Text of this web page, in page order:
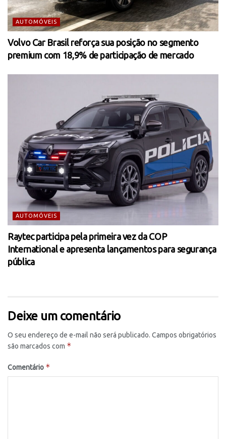
AUTOMÓVEIS
Volvo Car Brasil reforça sua posição no segmento
premium com 18,9% de participação de mercado
AUTOMÓVEIS
Raytec participa pela primeira vez da COP
International e apresenta lançamentos para segurança
pública
Deixe um comentário
O seu endereço de e-mail não será publicado. Campos obrigatórios
são marcados com *
Comentário *